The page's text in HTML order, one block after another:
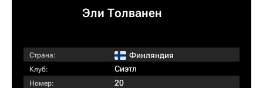
Эли Толванен
Страна: Финляндия
Клуб: Сиэтл
Номер: 20